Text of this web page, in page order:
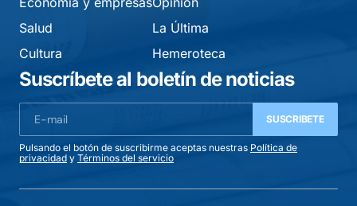
Salud
Cultura
La Última
Hemeroteca
Suscríbete al boletín de noticias
SUSCRIBETE
Pulsando el botón de suscribirme aceptas nuestras Política de
privacidad y Términos del servicio